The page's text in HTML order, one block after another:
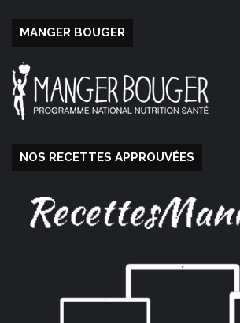
MANGER BOUGER
NOS RECETTES APPROUVÉES